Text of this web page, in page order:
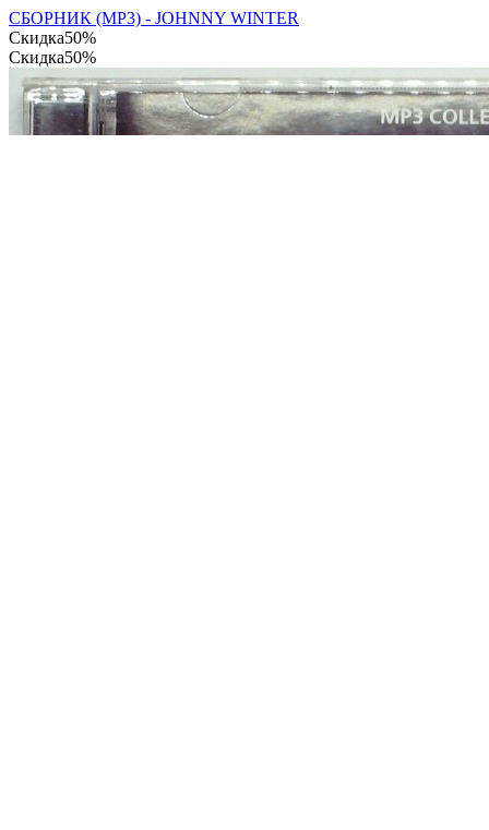
СБОРНИК (МР3) - JOHNNY WINTER
Скидка50%
Скидка50%